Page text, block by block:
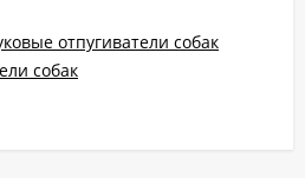
отпугиватели собак
собак